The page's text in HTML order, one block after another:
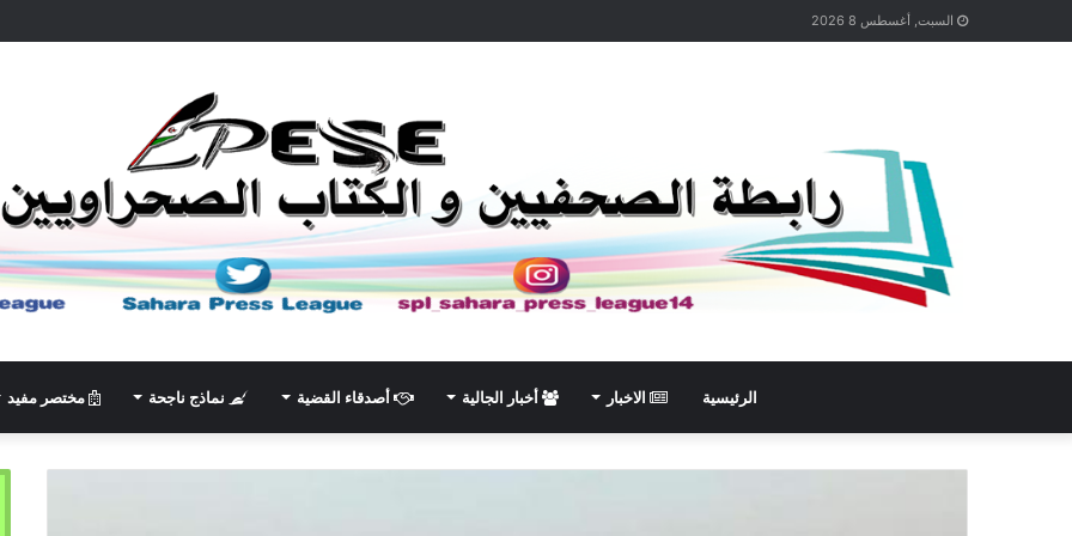
السبت, أغسطس 8 2026
الرئيسية الاخبار أخبار الجالية أصدقاء القضية نماذج ناجحة مختصر مفيد